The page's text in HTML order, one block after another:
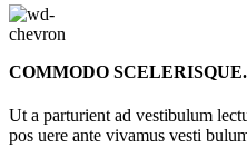
COMMODO SCELERISQUE.
Ut a parturient ad vestibulum
pos uere ante vivamus vesti